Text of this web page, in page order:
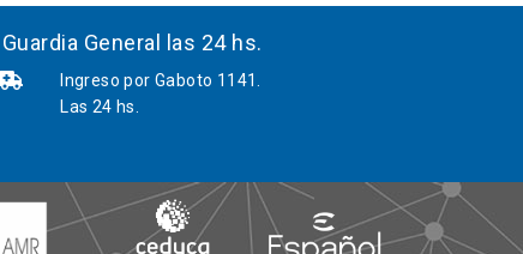
Guardia General las 24 hs.
Ingreso por Gaboto 1141.
Las 24 hs.